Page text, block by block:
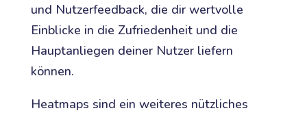
und Nutzerfeedback, die dir wertvolle
Einblicke in die Zufriedenheit und die
Hauptanliegen deiner Nutzer liefern
können.
Heatmaps sind ein weiteres nützliches